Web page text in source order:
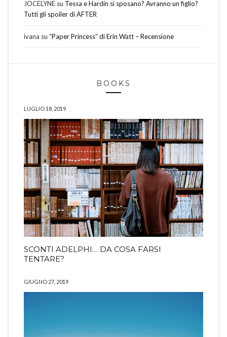
JOCELYNE su Tessa e Hardin si sposano? Avranno un figlio?
Tutti gli spoiler di AFTER
ivana su “Paper Princess” di Erin Watt – Recensione
BOOKS
LUGLIO 18, 2019
SCONTI ADELPHI… DA COSA FARSI
TENTARE?
GIUGNO 27, 2019